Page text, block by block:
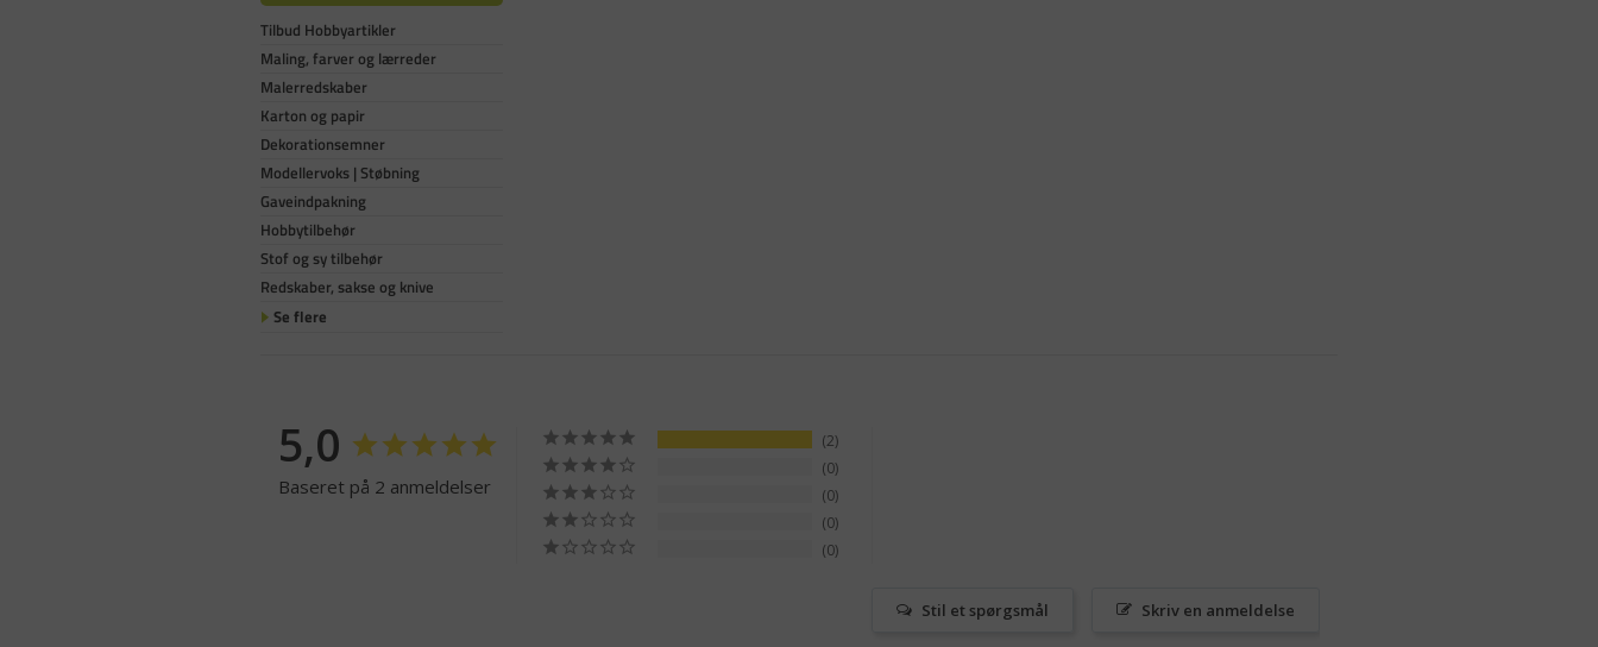
Tilbud Hobbyartikler
Maling, farver og lærreder
Malerredskaber
Karton og papir
Dekorationsemner
Modellervoks | Støbning
Gaveindpakning
Hobbytilbehør
Stof og sy tilbehør
Redskaber, sakse og knive
Se flere
5,0
Baseret på 2 anmeldelser
2
0
0
0
0
Skriv en anmeldelse
Stil et spørgsmål